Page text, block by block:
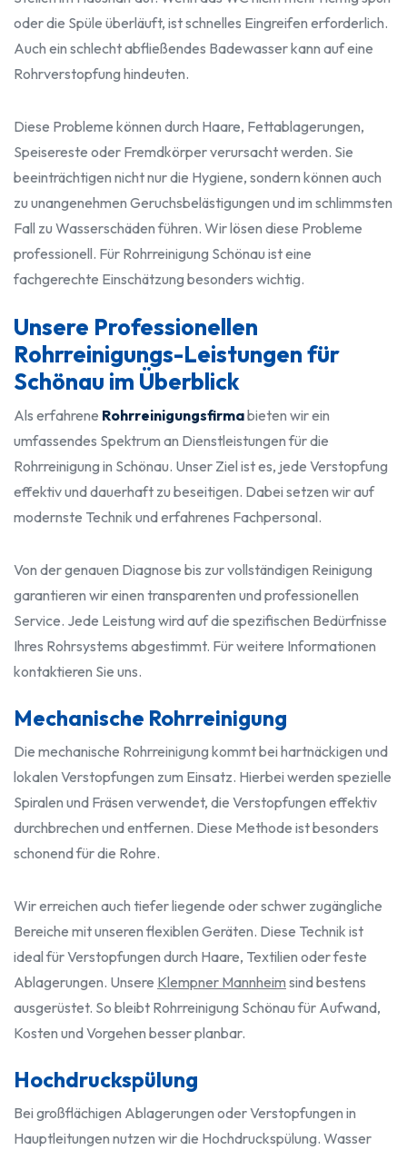
oder die Spüle überläuft, ist schnelles Eingreifen erforderlich.
Auch ein schlecht abfließendes Badewasser kann auf eine
Rohrverstopfung hindeuten.
Diese Probleme können durch Haare, Fettablagerungen,
Speisereste oder Fremdkörper verursacht werden. Sie
beeinträchtigen nicht nur die Hygiene, sondern können auch
zu unangenehmen Geruchsbelästigungen und im schlimmsten
Fall zu Wasserschäden führen. Wir lösen diese Probleme
professionell. Für Rohrreinigung Schönau ist eine
fachgerechte Einschätzung besonders wichtig.
Unsere Professionellen
Rohrreinigungs-Leistungen für
Schönau im Überblick
Als erfahrene Rohrreinigungsfirmabieten wir ein
umfassendes Spektrum an Dienstleistungen für die
Rohrreinigung in Schönau. Unser Ziel ist es, jede Verstopfung
effektiv und dauerhaft zu beseitigen. Dabei setzen wir auf
modernste Technik und erfahrenes Fachpersonal.
Von der genauen Diagnose bis zur vollständigen Reinigung
garantieren wir einen transparenten und professionellen
Service. Jede Leistung wird auf die spezifischen Bedürfnisse
Ihres Rohrsystems abgestimmt. Für weitere Informationen
kontaktieren Sie uns.
Mechanische Rohrreinigung
Die mechanische Rohrreinigung kommt bei hartnäckigen und
lokalen Verstopfungen zum Einsatz. Hierbei werden spezielle
Spiralen und Fräsen verwendet, die Verstopfungen effektiv
durchbrechen und entfernen. Diese Methode ist besonders
schonend für die Rohre.
Wir erreichen auch tiefer liegende oder schwer zugängliche
Bereiche mit unseren flexiblen Geräten. Diese Technik ist
ideal für Verstopfungen durch Haare, Textilien oder feste
Ablagerungen. Unsere Klempner Mannheim sind bestens
ausgerüstet. So bleibt Rohrreinigung Schönau für Aufwand,
Kosten und Vorgehen besser planbar.
Hochdruckspülung
Bei großflächigen Ablagerungen oder Verstopfungen in
Hauptleitungen nutzen wir die Hochdruckspülung. Wasser